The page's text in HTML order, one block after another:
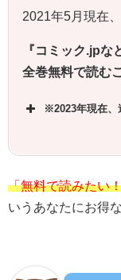
2021年5月現在
『コミック.jpな
全巻無料で読む
※2023年現在、
「無料で読みたい
いうあなたにお得